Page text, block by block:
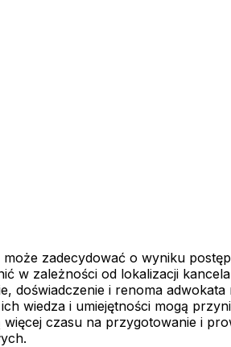
zadecydować o wyniku
w zależności od lokalizacji
i renoma adwokata
wiedza i umiejętności mogą
czasu na przygotowanie i